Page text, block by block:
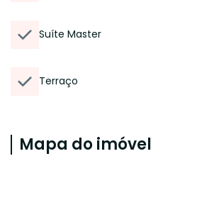
Suíte Master
Terraço
Mapa do imóvel